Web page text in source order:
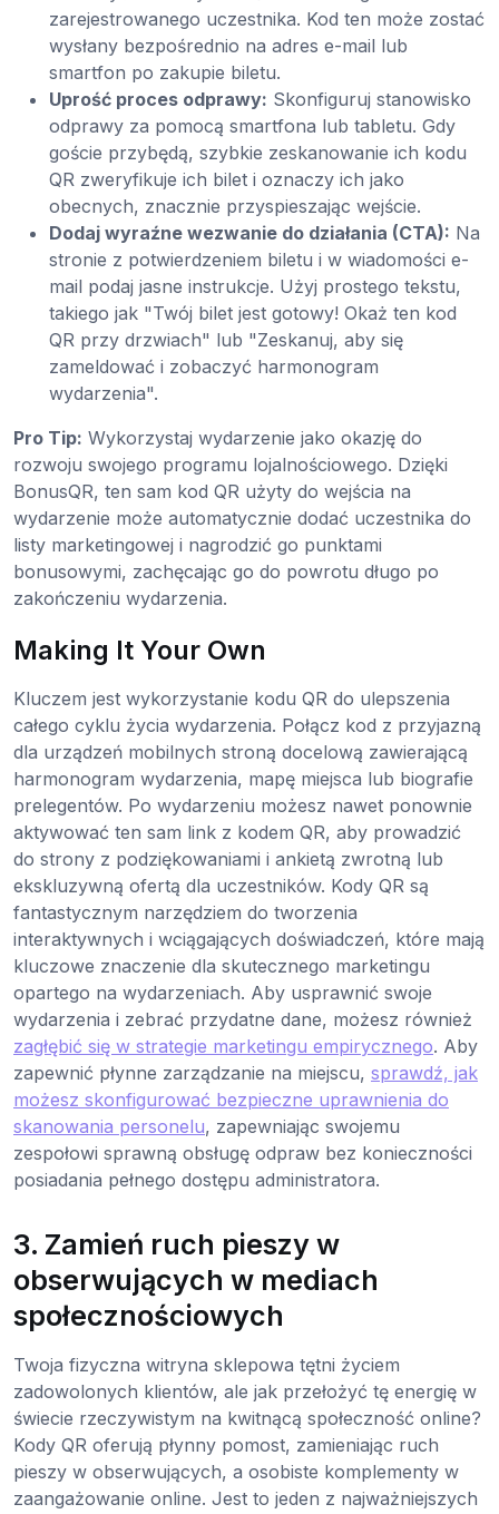
zarejestrowanego uczestnika. Kod ten może zostać
wysłany bezpośrednio na adres e-mail lub
smartfon po zakupie biletu.
Uprość proces odprawy: Skonfiguruj stanowisko
odprawy za pomocą smartfona lub tabletu. Gdy
goście przybędą, szybkie zeskanowanie ich kodu
QR zweryfikuje ich bilet i oznaczy ich jako
obecnych, znacznie przyspieszając wejście.
Dodaj wyraźne wezwanie do działania (CTA): Na
stronie z potwierdzeniem biletu i w wiadomości e-
mail podaj jasne instrukcje. Użyj prostego tekstu,
takiego jak "Twój bilet jest gotowy! Okaż ten kod
QR przy drzwiach" lub "Zeskanuj, aby się
zameldować i zobaczyć harmonogram
wydarzenia".
Pro Tip: Wykorzystaj wydarzenie jako okazję do
rozwoju swojego programu lojalnościowego. Dzięki
BonusQR, ten sam kod QR użyty do wejścia na
wydarzenie może automatycznie dodać uczestnika do
listy marketingowej i nagrodzić go punktami
bonusowymi, zachęcając go do powrotu długo po
zakończeniu wydarzenia.
Making It Your Own
Kluczem jest wykorzystanie kodu QR do ulepszenia
całego cyklu życia wydarzenia. Połącz kod z przyjazną
dla urządzeń mobilnych stroną docelową zawierającą
harmonogram wydarzenia, mapę miejsca lub biografie
prelegentów. Po wydarzeniu możesz nawet ponownie
aktywować ten sam link z kodem QR, aby prowadzić
do strony z podziękowaniami i ankietą zwrotną lub
ekskluzywną ofertą dla uczestników. Kody QR są
fantastycznym narzędziem do tworzenia
interaktywnych i wciągających doświadczeń, które mają
kluczowe znaczenie dla skutecznego marketingu
opartego na wydarzeniach. Aby usprawnić swoje
wydarzenia i zebrać przydatne dane, możesz również
zagłębić się w strategie marketingu empirycznego. Aby
zapewnić płynne zarządzanie na miejscu, sprawdź, jak
możesz skonfigurować bezpieczne uprawnienia do
skanowania personelu, zapewniając swojemu
zespołowi sprawną obsługę odpraw bez konieczności
posiadania pełnego dostępu administratora.
3. Zamień ruch pieszy w
obserwujących w mediach
społecznościowych
Twoja fizyczna witryna sklepowa tętni życiem
zadowolonych klientów, ale jak przełożyć tę energię w
świecie rzeczywistym na kwitnącą społeczność online?
Kody QR oferują płynny pomost, zamieniając ruch
pieszy w obserwujących, a osobiste komplementy w
zaangażowanie online. Jest to jeden z najważniejszych